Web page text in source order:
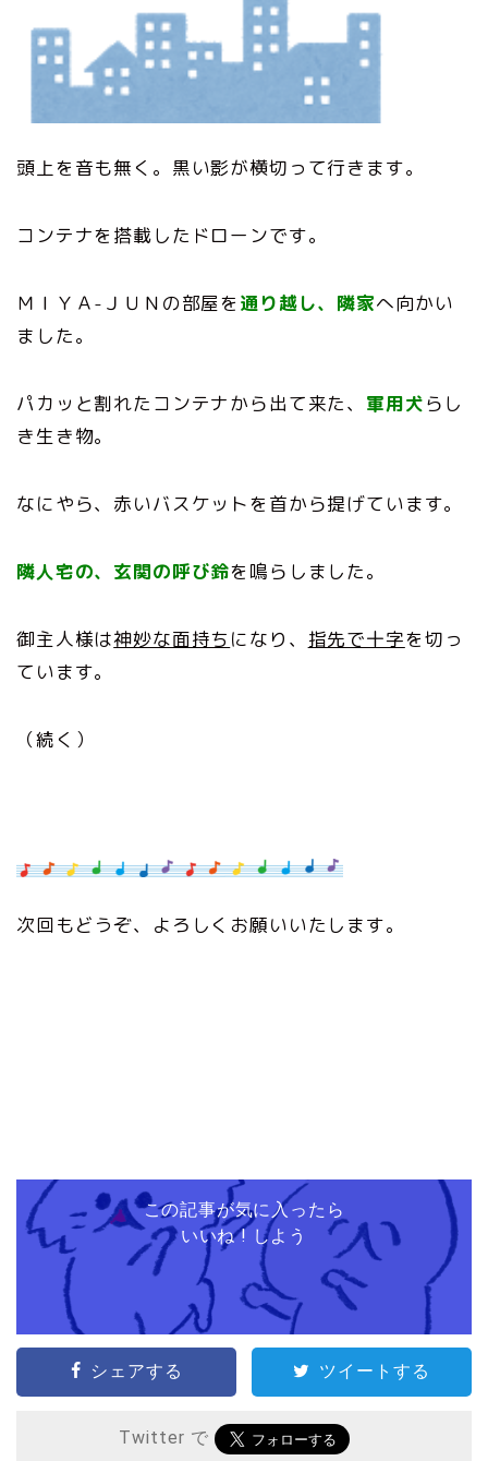
頭上を音も無く。黒い影が横切って行きます。
コンテナを搭載したドローンです。
ＭＩＹＡ-ＪＵＮの部屋を 通り越し、隣家へ向かい
ました。
パカッと割れたコンテナから出て来た、 軍用犬らし
き生き物。
なにやら、赤いバスケットを首から提げています。
隣人宅の、玄関の呼び鈴を鳴らしました。
御主人様は神妙な面持ち になり、 指先で十字を切っ
ています。
（続く）
次回もどうぞ、よろしくお願いいたします。
この記事が気に入ったら
いいね ! しよう
シェアする ツイートする
Twitter で